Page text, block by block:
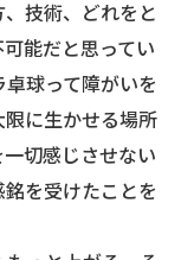
技術、どれをと
能だと思ってい
球って障がいを
に生かせる場所
切感じさせない
を受けたことを